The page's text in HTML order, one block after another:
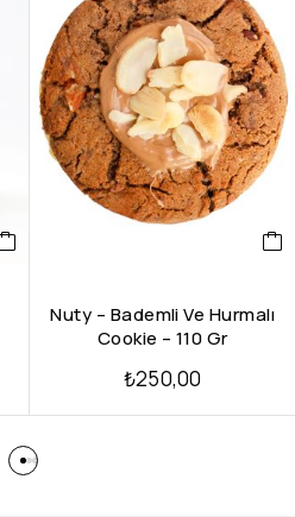
Nuty – Bademli Ve Hurmalı
Cookie – 110 Gr
₺250,00